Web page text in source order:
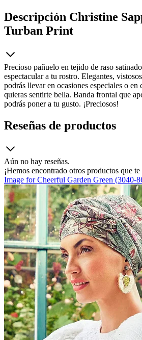
Descripción Christine
Turban Print
Precioso pañuelo en tejido de raso
espectacular a tu rostro. Elegantes,
podrás llevar en ocasiones especiales o
quieras sentirte bella. Banda frontal que
podrás poner a tu gusto. ¡Preciosos!
Reseñas de productos
Aún no hay reseñas.
¡Hemos encontrado otros productos que
Image for Cheerful Garden Green (3040-